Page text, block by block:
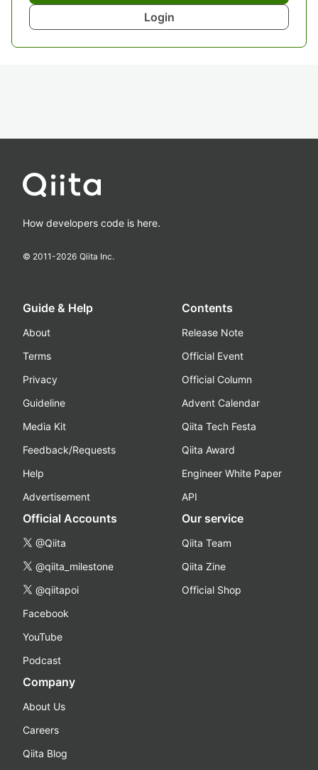
Login
How developers code is here.
© 2011-2026 Qiita Inc.
Guide & Help
About
Terms
Privacy
Guideline
Media Kit
Feedback/Requests
Help
Advertisement
Contents
Release Note
Official Event
Official Column
Advent Calendar
Qiita Tech Festa
Qiita Award
Engineer White Paper
API
Official Accounts
@Qiita
@qiita_milestone
@qiitapoi
Facebook
YouTube
Podcast
Our service
Qiita Team
Qiita Zine
Official Shop
Company
About Us
Careers
Qiita Blog